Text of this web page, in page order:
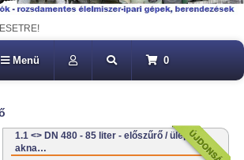
Menü 0
1.1 <> DN 480 - 85 liter - előszűrő / ülepítő
akna…